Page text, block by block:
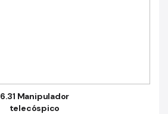
6.31 Manipulador
telecóspico